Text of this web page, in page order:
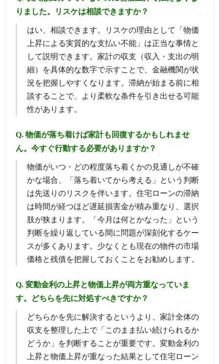
りました。リスケは相談できますか？
はい、相談できます。リスケの理由として「物価
上昇による実質的な支払い不能」は正当な事情と
して説明できます。家計の収支（収入・支出の明
細）を具体的な数字で示すことで、金融機関が状
況を把握しやすくなります。滞納が始まる前に相
談することで、より柔軟な条件を引き出せる可能
性があります。
Q. 物価が落ち着けば家計も回復するかもしれませ
ん。今すぐ行動する必要がありますか？
物価がいつ・どの程度落ち着くかの見通しが不確
かな場合、「落ち着いてから考える」という判断
は先送りのリスクを伴います。住宅ローンの滞納
は時間が経つほど遅延損害金が積み重なり、選択
肢が狭まります。「今月は何とかなった」という
判断を繰り返している間に問題が深刻化するケー
スが多くあります。少なくとも現在の物件の市場
価格と残債を把握しておくことをお勧めします。
Q. 変動金利の上昇と物価上昇が両方重なっていま
す。どちらを先に対処すべきですか？
どちらかを先に解決するというより、家計全体の
収支を整理した上で「このまま払い続けられるか
どうか」を判断することが重要です。変動金利の
上昇と物価上昇が重なった結果として住宅ローン